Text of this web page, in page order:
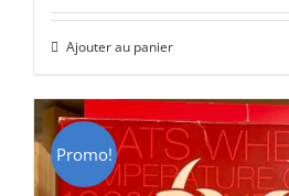
était :
CHF 85.00.CHF 59.00.
Ajouter au panier
Promo!